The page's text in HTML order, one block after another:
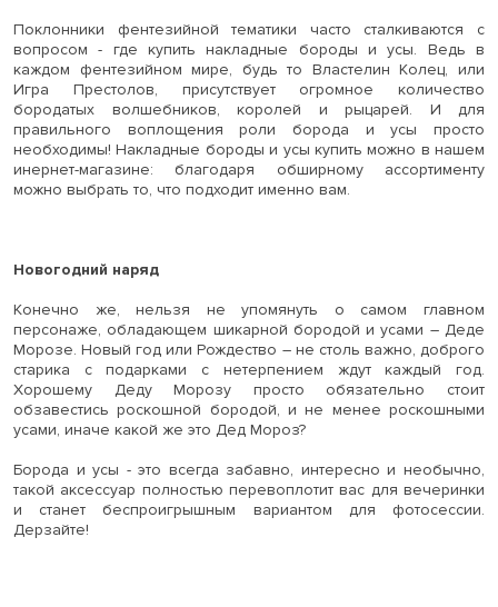
Поклонники фентезийной тематики часто сталкиваются с
вопросом - где купить накладные бороды и усы. Ведь в
каждом фентезийном мире, будь то Властелин Колец, или
Игра Престолов, присутствует огромное количество
бородатых волшебников, королей и рыцарей. И для
правильного воплощения роли борода и усы просто
необходимы! Накладные бороды и усы купить можно в нашем
инернет-магазине: благодаря обширному ассортименту
можно выбрать то, что подходит именно вам.
Новогодний наряд
Конечно же, нельзя не упомянуть о самом главном
персонаже, обладающем шикарной бородой и усами – Деде
Морозе. Новый год или Рождество – не столь важно, доброго
старика с подарками с нетерпением ждут каждый год.
Хорошему Деду Морозу просто обязательно стоит
обзавестись роскошной бородой, и не менее роскошными
усами, иначе какой же это Дед Мороз?
Борода и усы - это всегда забавно, интересно и необычно,
такой аксессуар полностью перевоплотит вас для вечеринки
и станет беспроигрышным вариантом для фотосессии.
Дерзайте!